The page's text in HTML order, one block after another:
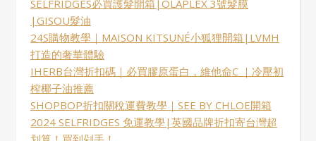
SELFRIDGES必買護髮開箱|OLAPLEX 3號髮膜
|GISOU髮油
24S購物教學｜MAISON KITSUNÉ小狐狸開箱|LVMH
打造的奢華體驗
IHERB台灣折扣碼｜必買膠原蛋白，維他命C ｜冷壓初
榨椰子油推薦
SHOPBOP折扣關稅運費教學｜SEE BY CHLOE開箱
2024 SELFRIDGES 免運教學|英國品牌折扣寄台灣超